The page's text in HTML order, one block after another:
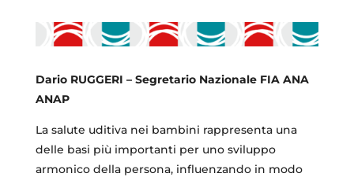
Dario RUGGERI – Segretario Nazionale FIA ANA
ANAP
La salute uditiva nei bambini rappresenta una
delle basi più importanti per uno sviluppo
armonico della persona, influenzando in modo